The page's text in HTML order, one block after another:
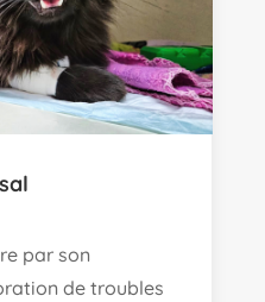
par son
de troubles